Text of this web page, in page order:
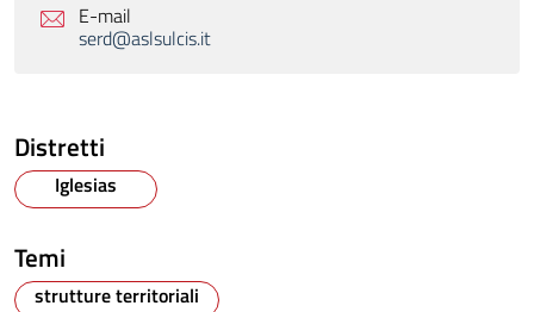
E-mail
serd@aslsulcis.it
Distretti
Iglesias
Temi
strutture territoriali